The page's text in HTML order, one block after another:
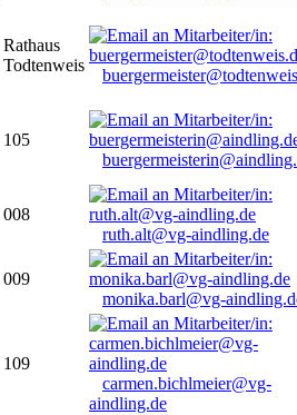
Rathaus
Todtenweis
105
008
ruth.alt@vg-aindling.de
009
monika.barl@vg-
109
carmen.bichlmeier@vg-
aindling.de